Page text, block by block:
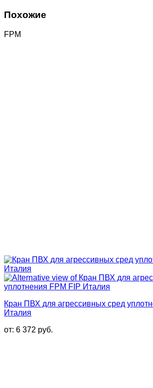
Похожие
FPM
Кран ПВХ для агрессивных сред
Италия
от: 6 372 руб.